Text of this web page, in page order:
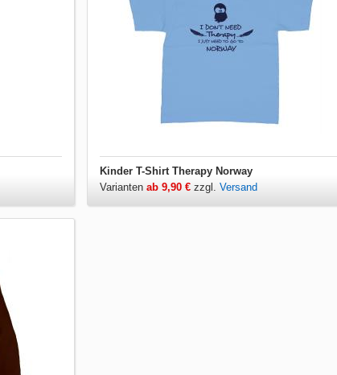
Kinder T-Shirt Therapy Norway
Varianten ab 9,90 €zzgl. Versand